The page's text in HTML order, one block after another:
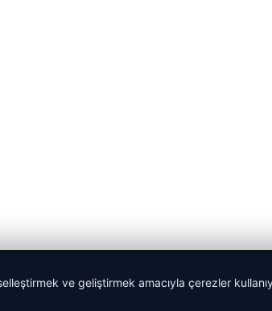
ve geliştirmek amacıyla çerezler